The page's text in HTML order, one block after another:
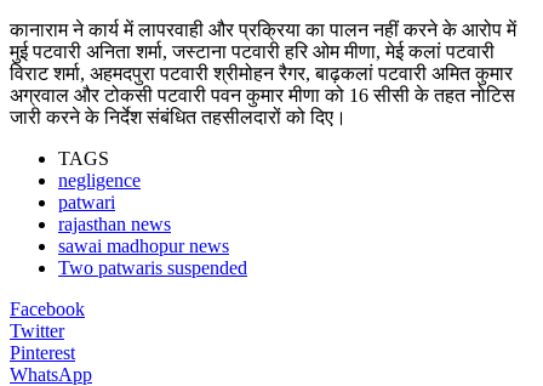
कानाराम ने कार्य में लापरवाही और प्रक्रिया का पालन नहीं करने के आरोप में
मुई पटवारी अनिता शर्मा, जस्टाना पटवारी हरि ओम मीणा, मेई कलां पटवारी
विराट शर्मा, अहमदपुरा पटवारी श्रीमोहन रैगर, बाढ़कलां पटवारी अमित कुमार
अग्रवाल और टोकसी पटवारी पवन कुमार मीणा को 16 सीसी के तहत नोटिस
जारी करने के निर्देश संबंधित तहसीलदारों को दिए।
TAGS
negligence
patwari
rajasthan news
sawai madhopur news
Two patwaris suspended
Facebook
Twitter
Pinterest
WhatsApp